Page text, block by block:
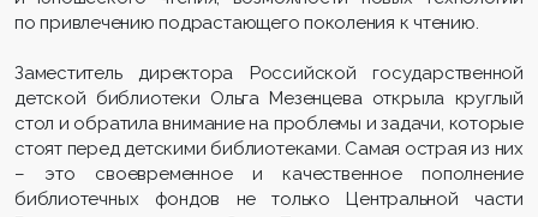
по привлечению подрастающего поколения к чтению.
Заместитель директора Российской государственной
детской библиотеки Ольга Мезенцева открыла круглый
стол и обратила внимание на проблемы и задачи, которые
стоят перед детскими библиотеками. Самая острая из них
– это своевременное и качественное пополнение
библиотечных фондов не только Центральной части